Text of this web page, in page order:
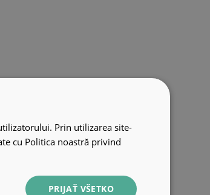
Prin utilizarea site-
cu Politica noastră privind
PRIJAŤ VŠETKO